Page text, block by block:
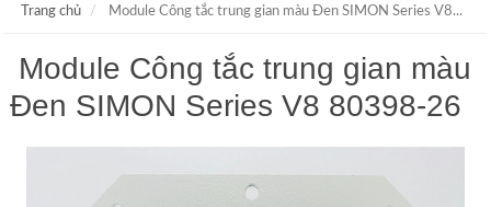
Trang chủ Module Công tắc trung gian màu Đen SIMON Series V8...
Module Công tắc trung gian màu
Đen SIMON Series V8 80398-26